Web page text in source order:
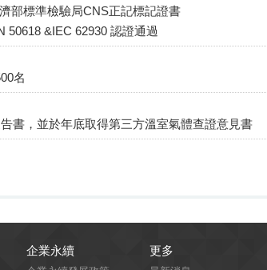
部標準檢驗局CNS正記標記證書
50618 &IEC 62930 認證通過
名
書，並於年底取得第三方溫室氣體查證意見書
企業永續 更多